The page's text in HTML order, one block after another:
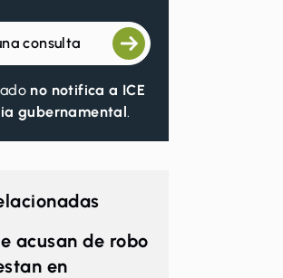
consulta
no notifica a ICE
gubernamental.
acusan de robo
en